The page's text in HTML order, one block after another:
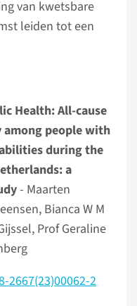
van kwetsbare
leiden tot een
Health: All-cause
people with
during the
a
- Maarten
Bianca W M
Prof Geraline
2667(23)00062-2